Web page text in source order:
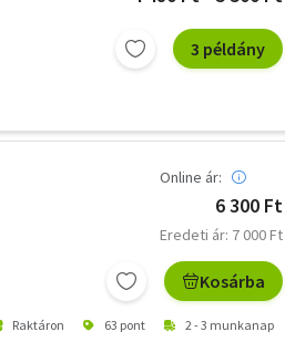
3 példány
Online ár:
6 300 Ft
Eredeti ár: 7 000 Ft
Kosárba
Raktáron 63 pont 2 - 3 munkanap